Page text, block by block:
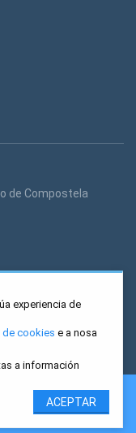
de Compostela
- Miguel Ferro
experiencia de
cookies e a nosa
a información
ACEPTAR